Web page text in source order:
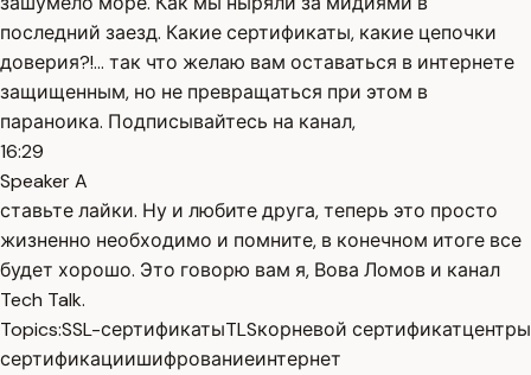
последний заезд. Какие сертификаты, какие цепочки
доверия?!… так что желаю вам оставаться в интернете
защищенным, но не превращаться при этом в
параноика. Подписывайтесь на канал,
16:29
Speaker A
ставьте лайки. Ну и любите друга, теперь это просто
жизненно необходимо и помните, в конечном итоге все
будет хорошо. Это говорю вам я, Вова Ломов и канал
Tech Talk.
Topics:SSL-сертификатыTLSкорневой сертификатцентры
сертификациишифрованиеинтернет